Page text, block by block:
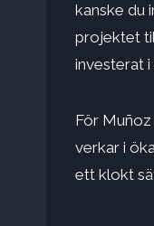
kanske du
projektet
investerat
För
verkar i
ett klokt